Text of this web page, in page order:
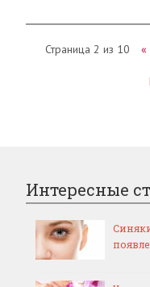
Страница 2 из 10 «
Интересные